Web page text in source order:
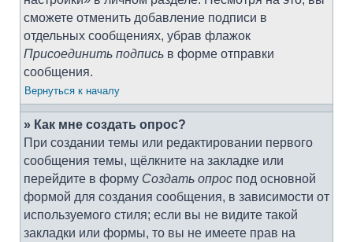
сможете отменить добавление подписи в
отдельных сообщениях, убрав флажок
Присоединить подпись в форме отправки
сообщения.
Вернуться к началу
» Как мне создать опрос?
При создании темы или редактировании первого
сообщения темы, щёлкните на закладке или
перейдите в форму Создать опрос под основной
формой для создания сообщения, в зависимости от
используемого стиля; если вы не видите такой
закладки или формы, то вы не имеете прав на